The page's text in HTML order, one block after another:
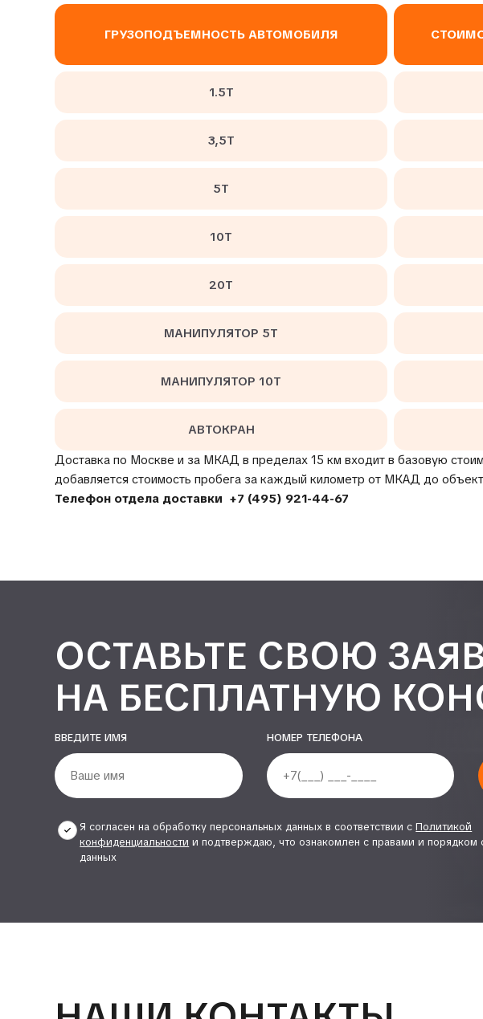
ГРУЗОПОДЪЕМНОСТЬ АВТОМОБИЛЯ
1.5Т
3,5Т
5Т
10Т
20Т
МАНИПУЛЯТОР 5Т
МАНИПУЛЯТОР 10Т
АВТОКРАН
Доставка по Москве и за МКАД в пределах 15 км входит в базовую
добавляется стоимость пробега за каждый километр от МКАД до
Телефон отдела доставки +7 (495) 921-44-67
ОСТАВЬТЕ СВОЮ
НА БЕСПЛАТНУЮ
ВВЕДИТЕ ИМЯ НОМЕР ТЕЛЕФОНА
Я согласен на обработку персональных данных в соответствии сПолитикой
конфиденциальности и подтверждаю, что ознакомлен с правами и порядком
данных